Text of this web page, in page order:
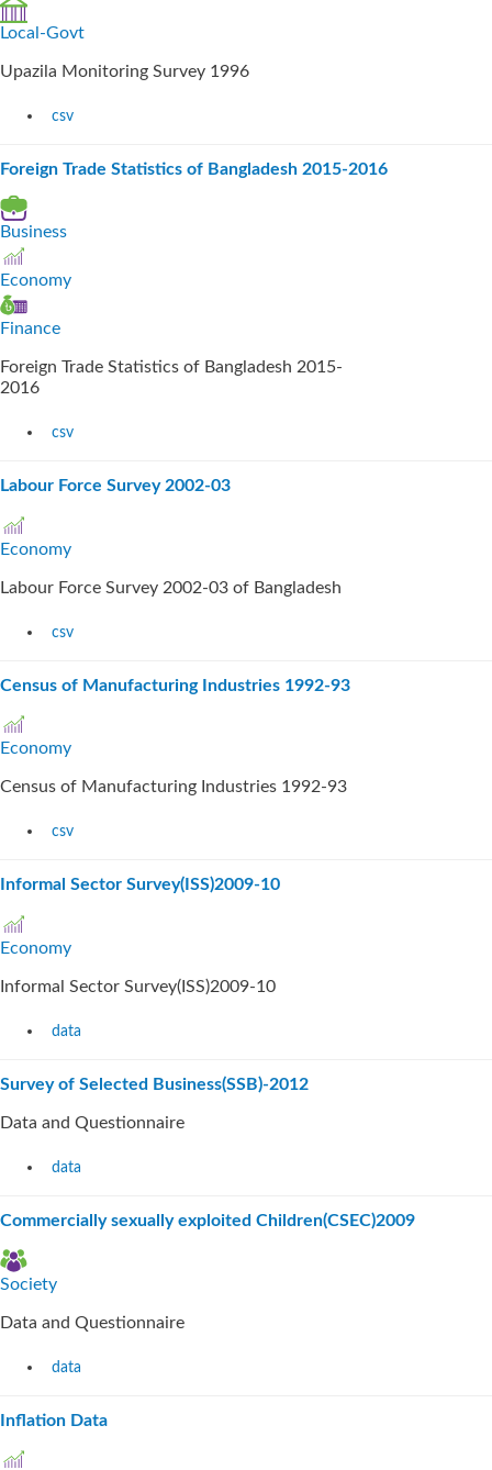
Local-Govt
Upazila Monitoring Survey 1996
csv
Foreign Trade Statistics of Bangladesh 2015-2016
Business
Economy
Finance
Foreign Trade Statistics of Bangladesh 2015-
2016
csv
Labour Force Survey 2002-03
Economy
Labour Force Survey 2002-03 of Bangladesh
csv
Census of Manufacturing Industries 1992-93
Economy
Census of Manufacturing Industries 1992-93
csv
Informal Sector Survey(ISS)2009-10
Economy
Informal Sector Survey(ISS)2009-10
data
Survey of Selected Business(SSB)-2012
Data and Questionnaire
data
Commercially sexually exploited Children(CSEC)2009
Society
Data and Questionnaire
data
Inflation Data